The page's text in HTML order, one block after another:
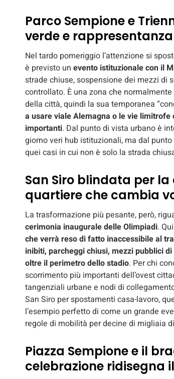
Parco Sempione e
verde e
Nel tardo pomeriggio l’attenzione si
è previsto un evento istituzionale con il
strade chiuse, sospensione dei mezzi di
controllato. È una zona che
della città, quindi la sua temporanea
a usare viale Alemagna o le vie
importanti. Dal punto di vista urbano è
giorno veri hub istituzionali, ma dal
quei casi in cui non è solo la strada
San Siro blindata per
quartiere che cambia
La trasformazione più pesante, però,
cerimonia inaugurale delle Olimpiadi.
che verrà reso di fatto inaccessibile al
inibiti, parcheggi chiusi, mezzi pubblici
oltre il perimetro dello stadio. Per chi
scorrimento più importanti dell’ovest
tangenziali urbane e nodi di
San Siro per spostamenti casa-lavoro,
l’esempio perfetto di come un grande
regole di mobilità per decine di migliaia
Piazza Sempione e il
celebrazione ridisegna